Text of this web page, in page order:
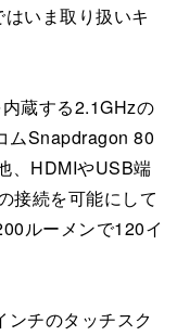
いま取り扱いキ
蔵する2.1GHzの
ムSnapdragon 80
、HDMIやUSB端
接続を可能にして
ルーメンで120イ
チのタッチスク